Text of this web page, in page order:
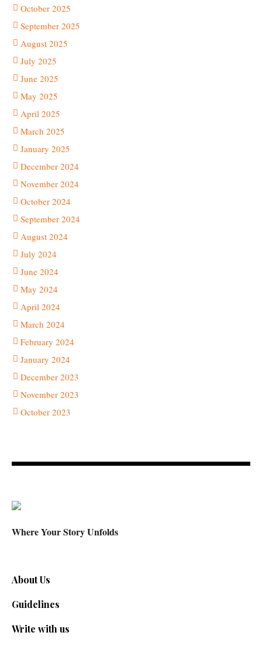
October 2025
September 2025
August 2025
July 2025
June 2025
May 2025
April 2025
March 2025
January 2025
December 2024
November 2024
October 2024
September 2024
August 2024
July 2024
June 2024
May 2024
April 2024
March 2024
February 2024
January 2024
December 2023
November 2023
October 2023
Where Your Story Unfolds
About Us
Guidelines
Write with us